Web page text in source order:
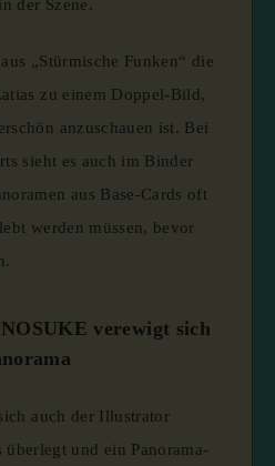
der Szene.
„Stürmische Funken“ die
zu einem Doppel-Bild,
anzuschauen ist. Bei
sieht es auch im Binder
aus Base-Cards oft
werden müssen, bevor
verewigt sich
auch der Illustrator
und ein Panorama-